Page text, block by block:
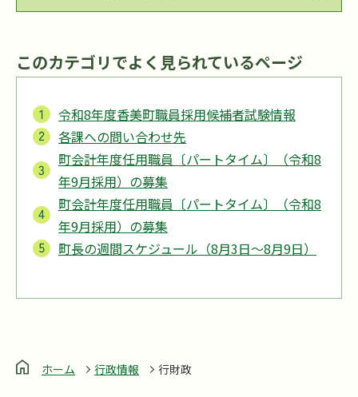
このカテゴリでよく見られているページ
令和8年度香美町職員採用候補者試験情報
各課への問い合わせ先
町会計年度任用職員〔パートタイム〕（令和8
年9月採用）の募集
町会計年度任用職員〔パートタイム〕（令和8
年9月採用）の募集
町長の週間スケジュール（8月3日～8月9日）
ホーム 行政情報 行財政